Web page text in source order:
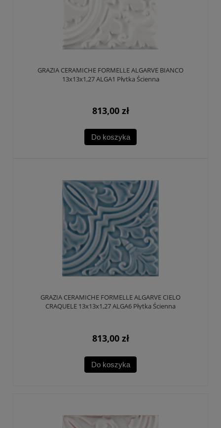
GRAZIA CERAMICHE FORMELLE ALGARVE BIANCO
13x13x1,27 ALGA1 Płytka Ścienna
813,00 zł
Do koszyka
GRAZIA CERAMICHE FORMELLE ALGARVE CIELO
CRAQUELE 13x13x1,27 ALGA6 Płytka Ścienna
813,00 zł
Do koszyka